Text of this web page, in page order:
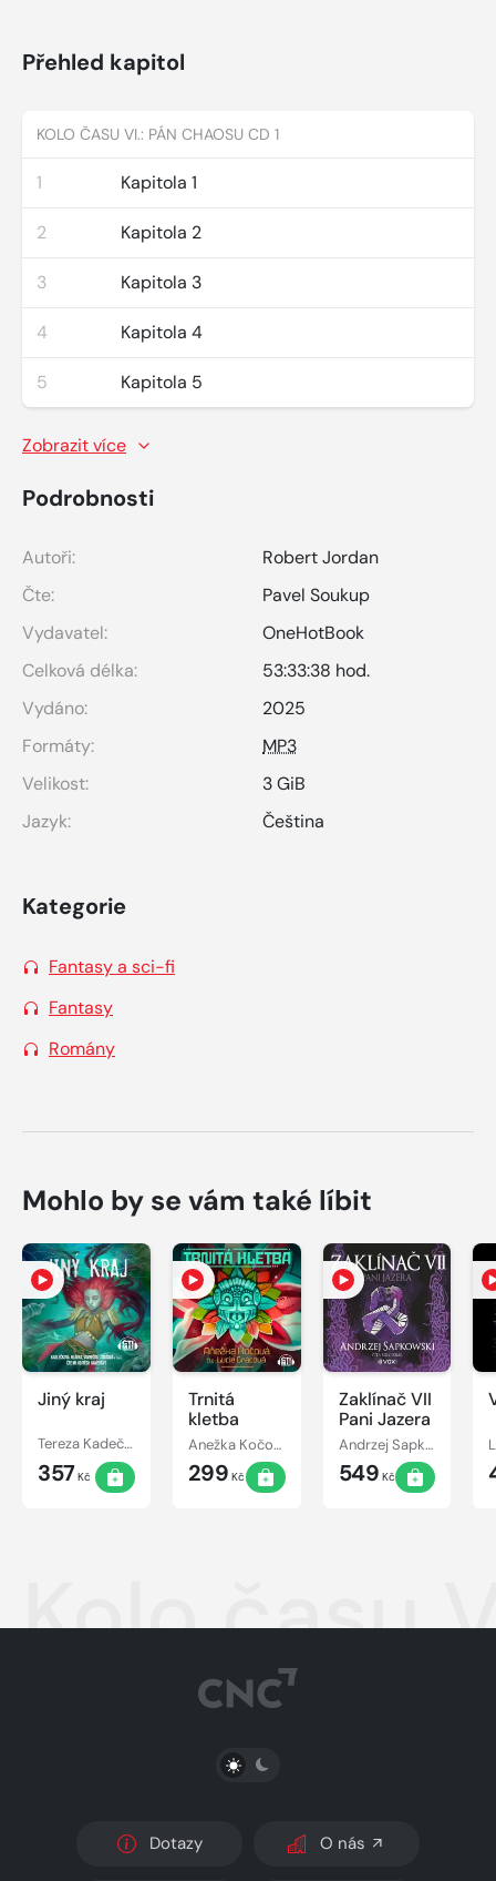
Přehled kapitol
KOLO ČASU VI.: PÁN CHAOSU CD 1
1 Kapitola 1
2 Kapitola 2
3 Kapitola 3
4 Kapitola 4
5 Kapitola 5
Zobrazit více
Podrobnosti
Autoři:
Robert Jordan
Čte:
Pavel Soukup
Vydavatel:
OneHotBook
Celková délka:
53:33:38 hod.
Vydáno:
2025
Formáty:
MP3
Velikost:
3 GiB
Jazyk:
Čeština
Kategorie
Fantasy a sci-fi
Fantasy
Romány
Mohlo by se vám také líbit
Jiný kraj
Tereza Kadečková, Tereza Matoušková
357Kč
Trnitá
kletba
Anežka Kočová
299 Kč
Zaklínač VII
Pani Jazera
Andrzej Sapkowski
549 Kč
Kolo času
PŘEPNOUT SVĚTLÝ/TMAVÝ REŽIM
Dotazy O nás